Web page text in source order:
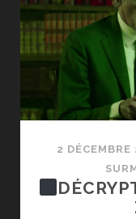
2 DÉCEMBRE